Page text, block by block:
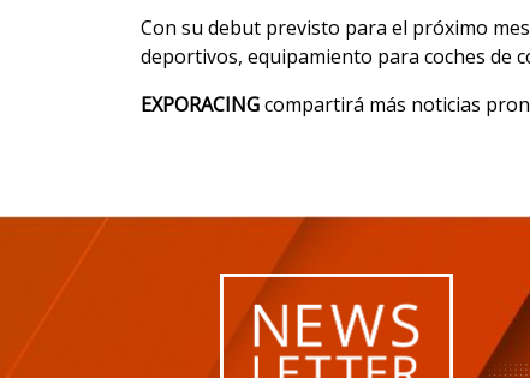
Con su debut previsto para el próximo
deportivos, equipamiento para coches de
EXPORACINGcompartirá más noticias